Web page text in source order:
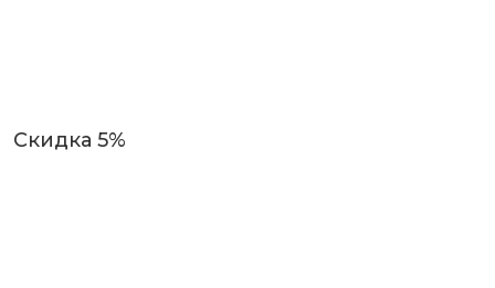
Скидка 5%